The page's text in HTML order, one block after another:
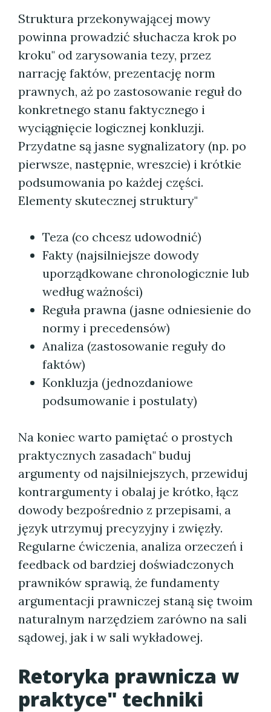
Struktura przekonywającej mowy
powinna prowadzić słuchacza krok po
kroku" od zarysowania tezy, przez
narrację faktów, prezentację norm
prawnych, aż po zastosowanie reguł do
konkretnego stanu faktycznego i
wyciągnięcie logicznej konkluzji.
Przydatne są jasne sygnalizatory (np. po
pierwsze, następnie, wreszcie) i krótkie
podsumowania po każdej części.
Elementy skutecznej struktury"
Teza (co chcesz udowodnić)
Fakty (najsilniejsze dowody
uporządkowane chronologicznie lub
według ważności)
Reguła prawna (jasne odniesienie do
normy i precedensów)
Analiza (zastosowanie reguły do
faktów)
Konkluzja (jednozdaniowe
podsumowanie i postulaty)
Na koniec warto pamiętać o prostych
praktycznych zasadach" buduj
argumenty od najsilniejszych, przewiduj
kontrargumenty i obalaj je krótko, łącz
dowody bezpośrednio z przepisami, a
język utrzymuj precyzyjny i zwięzły.
Regularne ćwiczenia, analiza orzeczeń i
feedback od bardziej doświadczonych
prawników sprawią, że fundamenty
argumentacji prawniczej staną się twoim
naturalnym narzędziem zarówno na sali
sądowej, jak i w sali wykładowej.
Retoryka prawnicza w
praktyce" techniki